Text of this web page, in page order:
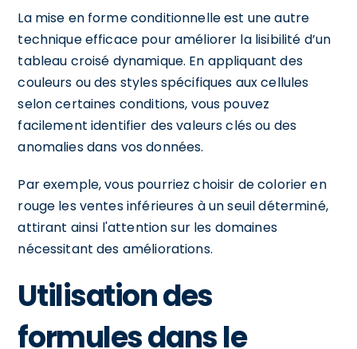
La mise en forme conditionnelle est une autre
technique efficace pour améliorer la lisibilité d’un
tableau croisé dynamique. En appliquant des
couleurs ou des styles spécifiques aux cellules
selon certaines conditions, vous pouvez
facilement identifier des valeurs clés ou des
anomalies dans vos données.
Par exemple, vous pourriez choisir de colorier en
rouge les ventes inférieures à un seuil déterminé,
attirant ainsi l'attention sur les domaines
nécessitant des améliorations.
Utilisation des
formules dans le